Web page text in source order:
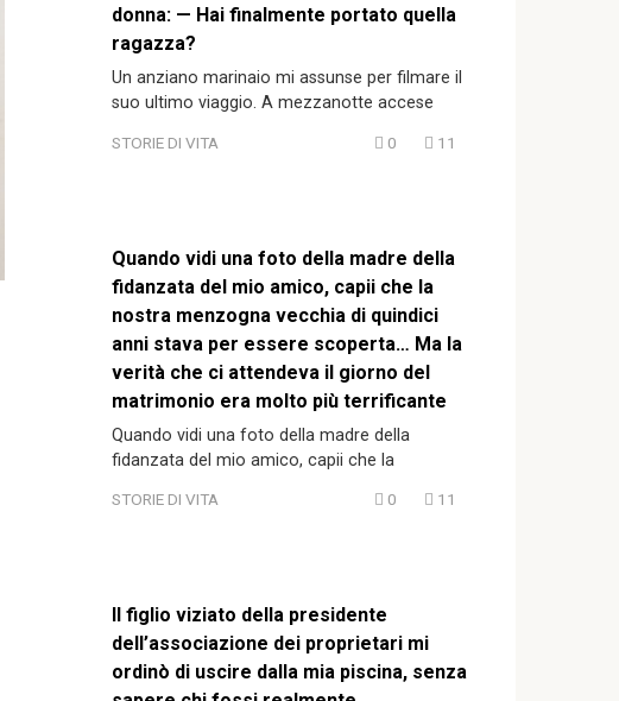
donna: — Hai finalmente portato quella
ragazza?
Un anziano marinaio mi assunse per filmare il
suo ultimo viaggio. A mezzanotte accese
STORIE DI VITA 0 11
Quando vidi una foto della madre della
fidanzata del mio amico, capii che la
nostra menzogna vecchia di quindici
anni stava per essere scoperta… Ma la
verità che ci attendeva il giorno del
matrimonio era molto più terrificante
Quando vidi una foto della madre della
fidanzata del mio amico, capii che la
STORIE DI VITA 0 11
Il figlio viziato della presidente
dell’associazione dei proprietari mi
ordinò di uscire dalla mia piscina, senza